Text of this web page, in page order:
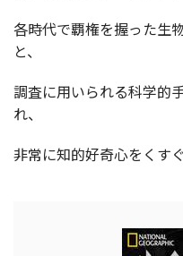
各時代で覇権を握った生
と、
調査に用いられる科学的
れ、
非常に知的好奇心をくす